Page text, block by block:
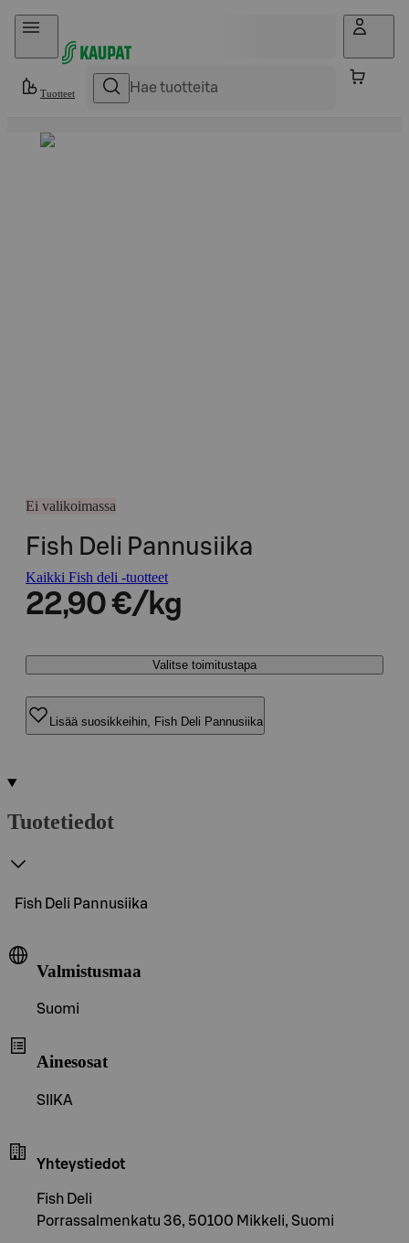
Hyppää sisältöön
Tuotteet
Ei valikoimassa
Fish Deli Pannusiika
Kaikki Fish deli -tuotteet
22,90 €/kg
Valitse toimitustapa
Lisää suosikkeihin, Fish Deli Pannusiika
Tuotetiedot
Fish Deli Pannusiika
Valmistusmaa
Suomi
Ainesosat
SIIKA
Yhteystiedot
Fish Deli
Porrassalmenkatu 36, 50100 Mikkeli, Suomi